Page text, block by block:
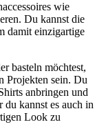
wie
Du kannst die
damit einzigartige
basteln möchtest,
Projekten sein. Du
anbringen und
du kannst es auch in
Look zu